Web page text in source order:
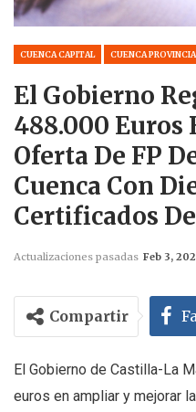
CUENCA CAPITAL CUENCA PROVINCIA
El Gobierno
488.000 Euros
Oferta De FP
Cuenca Con
Certificados
Actualizaciones pasadas Feb 3,
Compartir
El Gobierno de Castilla-La
euros en ampliar y mejorar